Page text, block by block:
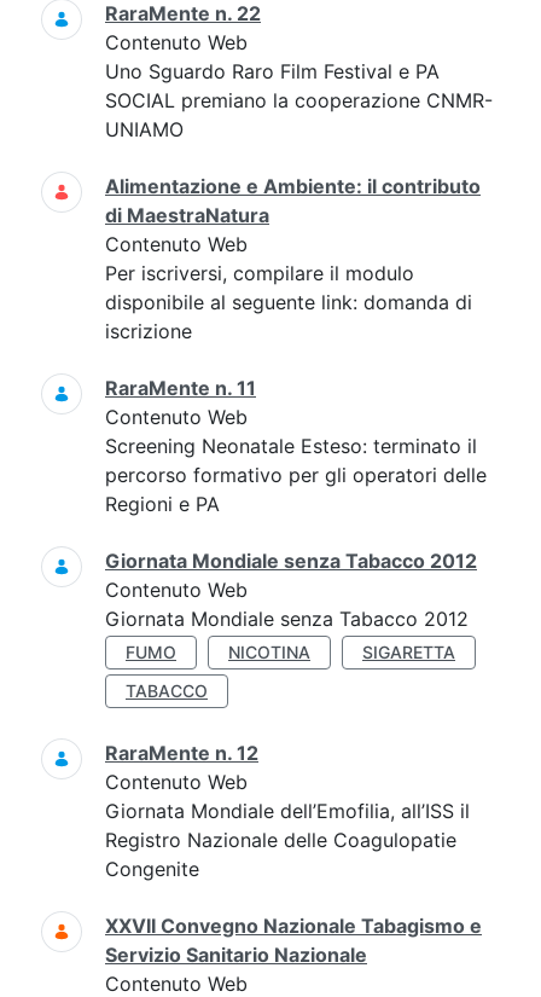
RaraMente n. 22
Contenuto Web
Uno Sguardo Raro Film Festival e PA
SOCIAL premiano la cooperazione CNMR-
UNIAMO
Alimentazione e Ambiente: il contributo
di MaestraNatura
Contenuto Web
Per iscriversi, compilare il modulo
disponibile al seguente link: domanda di
iscrizione
RaraMente n. 11
Contenuto Web
Screening Neonatale Esteso: terminato il
percorso formativo per gli operatori delle
Regioni e PA
Giornata Mondiale senza Tabacco 2012
Contenuto Web
Giornata Mondiale senza Tabacco 2012
FUMO NICOTINA
SIGARETTA
TABACCO
RaraMente n. 12
Contenuto Web
Giornata Mondiale dell’Emofilia, all’ISS il
Registro Nazionale delle Coagulopatie
Congenite
XXVII Convegno Nazionale Tabagismo e
Servizio Sanitario Nazionale
Contenuto Web